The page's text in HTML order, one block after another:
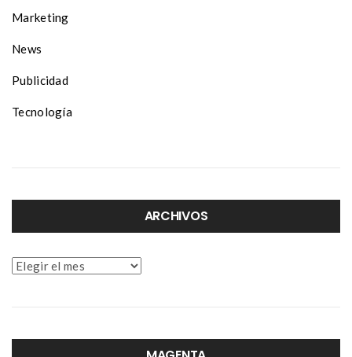
Marketing
News
Publicidad
Tecnología
ARCHIVOS
Archivos